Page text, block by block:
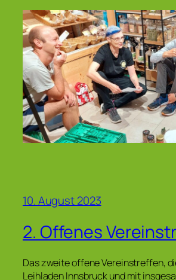
10. August 2023
2. Offenes
Das zweite offene Vereinstreffen,
Leihladen Innsbruck und mit